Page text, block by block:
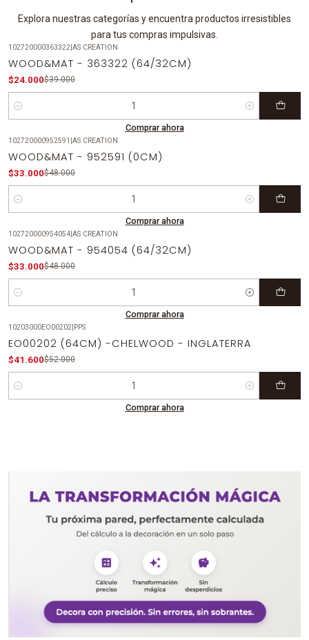
Explora nuestras categorías y encuentra productos irresistibles
para tus compras impulsivas.
102720000363322| AS CREATION
WOOD&MAT - 363322 (64/32CM)
$24.000$39.000
Cantidad
Comprar ahora
102720000952591 AS CREATION
WOOD&MAT - 952591 (0CM)
$33.000$48.000
Cantidad
Comprar ahora
102720000954054| AS CREATION
WOOD&MAT - 954054 (64/32CM)
$33.000$48.000
Cantidad
Comprar ahora
-20%OFF
10203000EO00202| PPS
EO00202 (64CM) -CHELWOOD - INGLATERRA
$41.600$52.000
Cantidad
Comprar ahora